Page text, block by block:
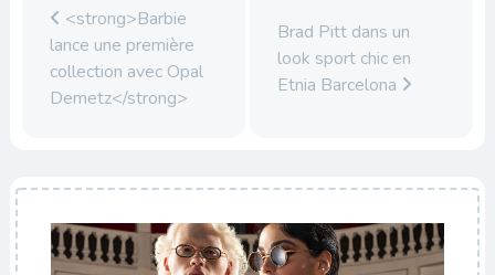
<strong>Barbie
lance une première
collection avec Opal
Demetz</strong>
Brad Pitt dans un
look sport chic en
Etnia Barcelona